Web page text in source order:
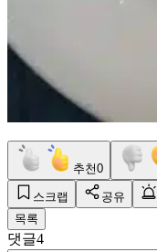
추천0
스크랩 공유
목록
댓글4